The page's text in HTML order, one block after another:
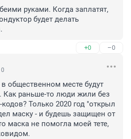
руками. Когда заплатят,
будет делать
+0 –0
общественном месте будут
раньше-то люди жили без
кодов? Только 2020 год "открыл
маску - и будешь защищен от
маска не помогла моей тете,